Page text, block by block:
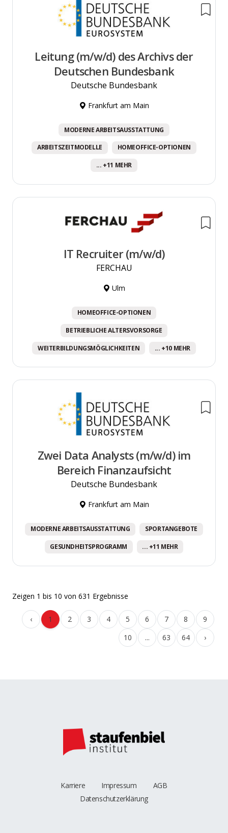
Leitung (m/w/d) des Archivs der
Deutschen Bundesbank
Deutsche Bundesbank
Frankfurt am Main
MODERNE ARBEITSAUSSTATTUNG
ARBEITSZEITMODELLE HOMEOFFICE-OPTIONEN
... +11 MEHR
IT Recruiter (m/w/d)
FERCHAU
Ulm
HOMEOFFICE-OPTIONEN
BETRIEBLICHE ALTERSVORSORGE
WEITERBILDUNGSMÖGLICHKEITEN ... +10 MEHR
Zwei Data Analysts (m/w/d) im
Bereich Finanzaufsicht
Deutsche Bundesbank
Frankfurt am Main
MODERNE ARBEITSAUSSTATTUNG SPORTANGEBOTE
GESUNDHEITSPROGRAMM ... +11 MEHR
Zeigen 1 bis 10 von 631 Ergebnisse
‹ 1 2 3 4 5 6 7 8
9
10
... 63 64 ›
Karriere Impressum
AGB
Datenschutzerklärung